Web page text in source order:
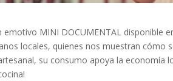
MINI DOCUMENTAL disponible
locales, quienes nos muestran cómo
su consumo apoya la economía